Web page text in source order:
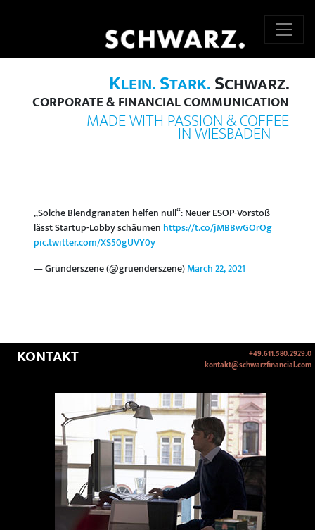
KLEIN.STARK.SCHWARZ.
CORPORATE & FINANCIAL COMMUNICATION
MADE WITH PASSION & COFFEE
IN WIESBADEN
„Solche Blendgranaten helfen null“: Neuer ESOP-Vorstoß
lässt Startup-Lobby schäumen https://t.co/jMBBwGOrOg
pic.twitter.com/XS50gUVY0y
— Gründerszene (@gruenderszene)March 22, 2021
KONTAKT
+49.611.580.2929.0
kontakt@schwarzfinancial.com